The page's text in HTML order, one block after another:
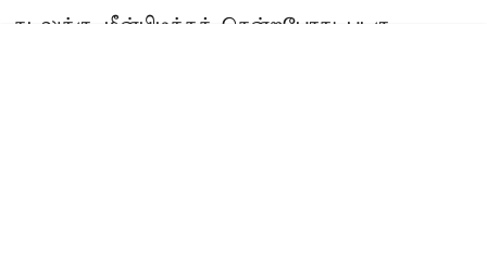
கடலுக்கு மீன்பிடிக்கச் சென்றபோது படகு